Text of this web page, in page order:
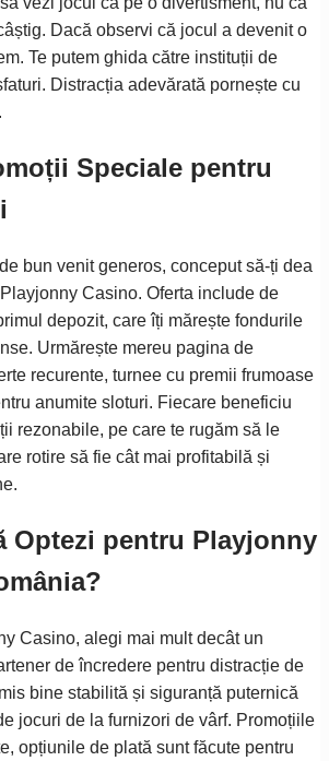
Dacă observi că jocul a devenit o
Te putem ghida către instituții de
Distracția adevărată pornește cu
Speciale pentru
bun venit generos, conceput să-ți dea
Casino. Oferta include de
depozit, care îți mărește fondurile
Urmărește mereu pagina de
recurente, turnee cu premii frumoase
anumite sloturi. Fiecare beneficiu
rezonabile, pe care te rugăm să le
rotire să fie cât mai profitabilă și
Optezi pentru Playjonny
Casino, alegi mai mult decât un
de încredere pentru distracție de
bine stabilită și siguranță puternică
jocuri de la furnizori de vârf. Promoțiile
opțiunile de plată sunt făcute pentru